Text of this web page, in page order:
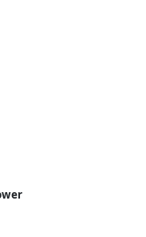
F 3G1 5